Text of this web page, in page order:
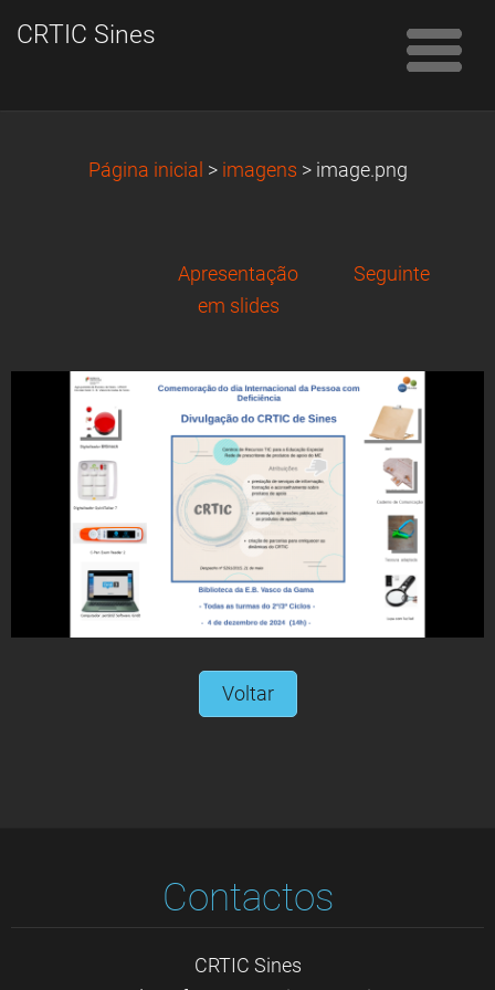
CRTIC Sines
Página inicial > imagens > image.png
Apresentação
em slides
Seguinte
Voltar
Contactos
CRTIC Sines